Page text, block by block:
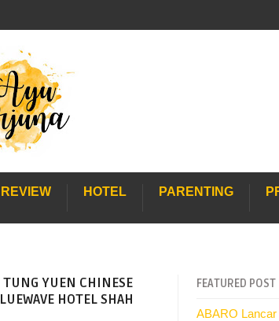
HOTEL PARENTING
YUEN CHINESE
HOTEL SHAH
FEATURED POST
ABARO